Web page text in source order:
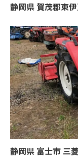
静岡県 賀茂郡東
静岡県 富士市 三